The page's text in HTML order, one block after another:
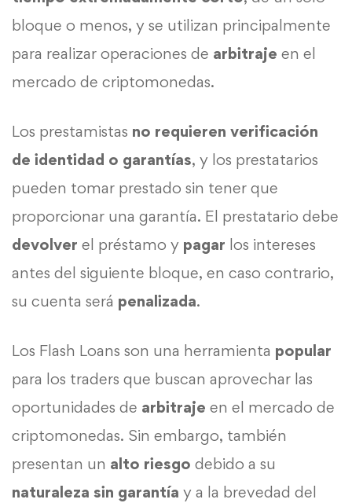
bloque o menos, y se utilizan principalmente
para realizar operaciones de arbitraje en el
mercado de criptomonedas.
Los prestamistas no requieren verificación
de identidad o garantías, y los prestatarios
pueden tomar prestado sin tener que
proporcionar una garantía. El prestatario debe
devolver el préstamo y pagar los intereses
antes del siguiente bloque, en caso contrario,
su cuenta será penalizada.
Los Flash Loans son una herramienta popular
para los traders que buscan aprovechar las
oportunidades de arbitraje en el mercado de
criptomonedas. Sin embargo, también
presentan un alto riesgo debido a su
naturaleza sin garantía y a la brevedad del